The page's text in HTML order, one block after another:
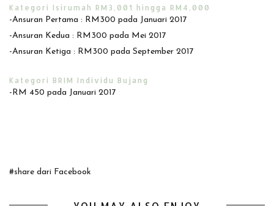
Kategori Isirumah RM3,001 hingga RM4,000
-Ansuran Pertama : RM300 pada Januari 2017
-Ansuran Kedua : RM300 pada Mei 2017
-Ansuran Ketiga : RM300 pada September 2017
Kategori BRIM Individu Bujang
-RM 450 pada Januari 2017
#share dari Facebook